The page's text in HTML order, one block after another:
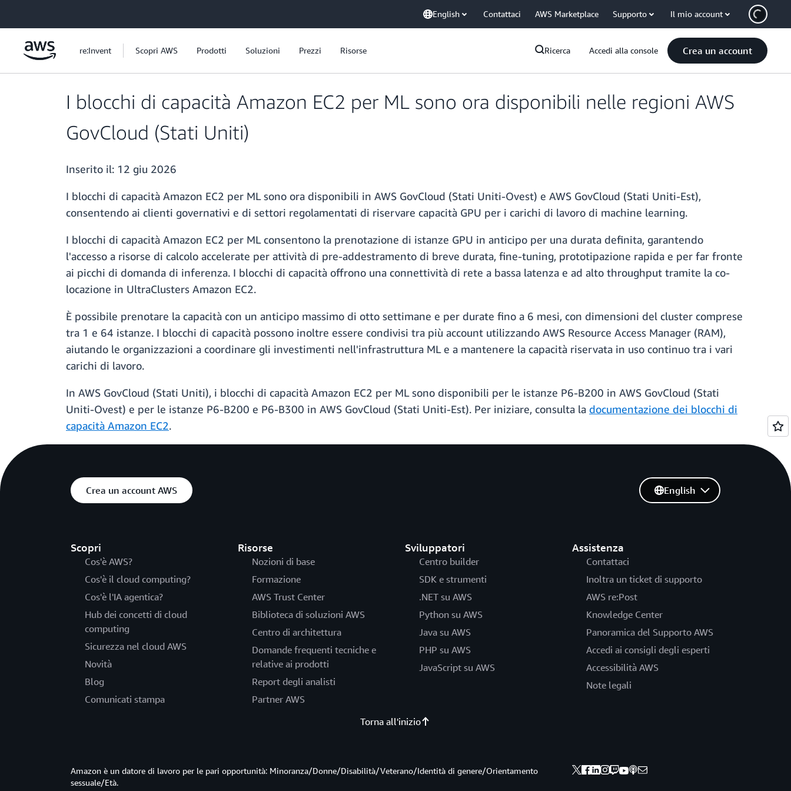
English Contattaci AWS Marketplace Supporto Il mio account
re:Invent Scopri AWS Prodotti Soluzioni Prezzi Risorse Ricerca Accedi alla console Crea un account
I blocchi di capacità Amazon EC2 per ML sono ora disponibili nelle regioni AWS
GovCloud (Stati Uniti)
Inserito il: 12 giu 2026
I blocchi di capacità Amazon EC2 per ML sono ora disponibili in AWS GovCloud (Stati Uniti-Ovest) e AWS GovCloud (Stati Uniti-Est),
consentendo ai clienti governativi e di settori regolamentati di riservare capacità GPU per i carichi di lavoro di machine learning.
I blocchi di capacità Amazon EC2 per ML consentono la prenotazione di istanze GPU in anticipo per una durata definita, garantendo
l'accesso a risorse di calcolo accelerate per attività di pre-addestramento di breve durata, fine-tuning, prototipazione rapida e per far fronte
ai picchi di domanda di inferenza. I blocchi di capacità offrono una connettività di rete a bassa latenza e ad alto throughput tramite la co-
locazione in UltraClusters Amazon EC2.
È possibile prenotare la capacità con un anticipo massimo di otto settimane e per durate fino a 6 mesi, con dimensioni del cluster comprese
tra 1 e 64 istanze. I blocchi di capacità possono inoltre essere condivisi tra più account utilizzando AWS Resource Access Manager (RAM),
aiutando le organizzazioni a coordinare gli investimenti nell'infrastruttura ML e a mantenere la capacità riservata in uso continuo tra i vari
carichi di lavoro.
In AWS GovCloud (Stati Uniti), i blocchi di capacità Amazon EC2 per ML sono disponibili per le istanze P6-B200 in AWS GovCloud (Stati
Uniti-Ovest) e per le istanze P6-B200 e P6-B300 in AWS GovCloud (Stati Uniti-Est). Per iniziare, consulta la documentazione dei blocchi di
capacità Amazon EC2.
Crea un account AWS
Scopri
Cos'è AWS?
Cos'è il cloud computing?
Cos'è l'IA agentica?
Hub dei concetti di cloud
computing
Sicurezza nel cloud AWS
Novità
Blog
Comunicati stampa
Risorse
Nozioni di base
Formazione
AWS Trust Center
Biblioteca di soluzioni AWS
Centro di architettura
Domande frequenti tecniche e
relative ai prodotti
Report degli analisti
Partner AWS
Sviluppatori
Centro builder
SDK e strumenti
.NET su AWS
Python su AWS
Java su AWS
PHP su AWS
JavaScript su AWS
Assistenza
Contattaci
Inoltra un ticket di supporto
AWS re:Post
Knowledge Center
Panoramica del Supporto AWS
Accedi ai consigli degli esperti
Accessibilità AWS
Note legali
English
Torna all'inizio
Amazon è un datore di lavoro per le pari opportunità: Minoranza/Donne/Disabilità/Veterano/Identità di genere/Orientamento
sessuale/Età.